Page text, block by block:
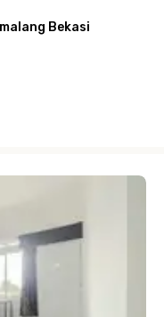
Bekasi